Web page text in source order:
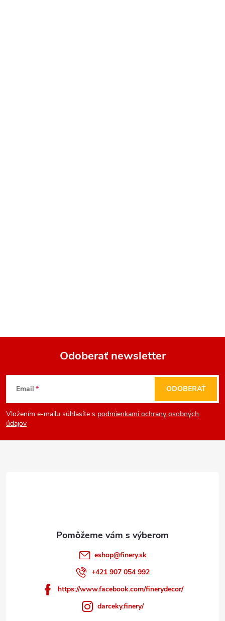
Z
á
p
Odoberať newsletter
Email
Vložením e-mailu súhlasíte s podmienkami ochrany osobných
údajov
ODOBERAŤ
eshop@finery.sk
+421 907 054 992
https://www.facebook.com/finerydecor/
darceky.finery/